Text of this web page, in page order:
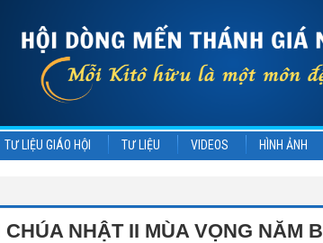
TƯ LIỆU GIÁO HỘI TƯ LIỆU VIDEOS HÌNH ẢNH
CHÚA NHẬT II MÙA VỌNG NĂM B